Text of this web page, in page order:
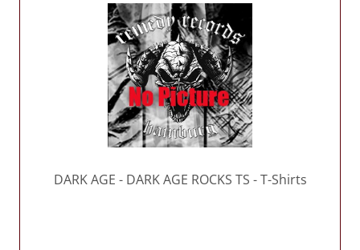
DARK AGE - DARK AGE ROCKS TS - T-Shirts